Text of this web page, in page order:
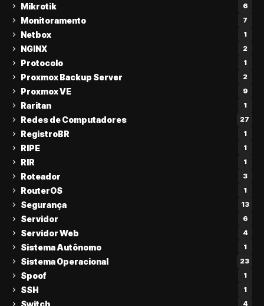
Mikrotik 6
Monitoramento 7
Netbox 1
NGINX 2
Protocolo 1
Proxmox Backup Server 2
Proxmox VE 9
Raritan 1
Redes de Computadores 27
RegistroBR 1
RIPE 1
RIR 1
Roteador 3
RouterOS 1
Segurança 13
Servidor 6
Servidor Web 4
Sistema Autônomo 1
Sistema Operacional 23
Spoof 1
SSH 1
Switch 4